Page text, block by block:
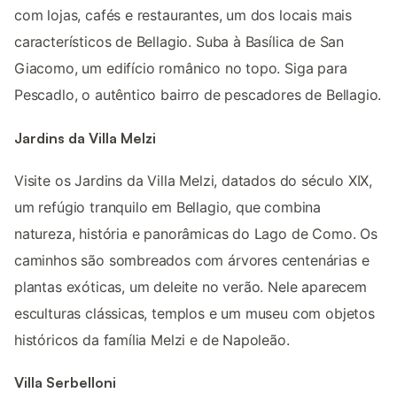
com lojas, cafés e restaurantes, um dos locais mais
característicos de Bellagio. Suba à Basílica de San
Giacomo, um edifício românico no topo. Siga para
Pescadlo, o autêntico bairro de pescadores de Bellagio.
Jardins da Villa Melzi
Visite os Jardins da Villa Melzi, datados do século XIX,
um refúgio tranquilo em Bellagio, que combina
natureza, história e panorâmicas do Lago de Como. Os
caminhos são sombreados com árvores centenárias e
plantas exóticas, um deleite no verão. Nele aparecem
esculturas clássicas, templos e um museu com objetos
históricos da família Melzi e de Napoleão.
Villa Serbelloni